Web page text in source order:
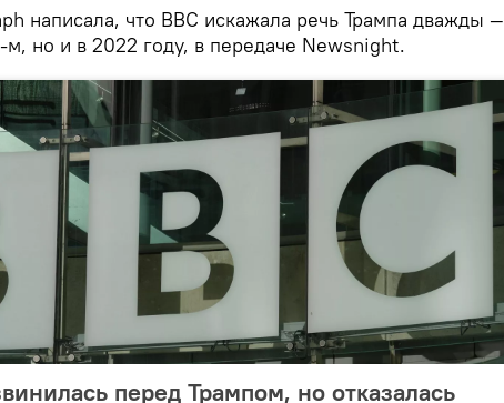
написала, что BBC искажала речь Трампа дважды —
м, но и в 2022 году, в передаче Newsnight.
перед Трампом, но отказалась